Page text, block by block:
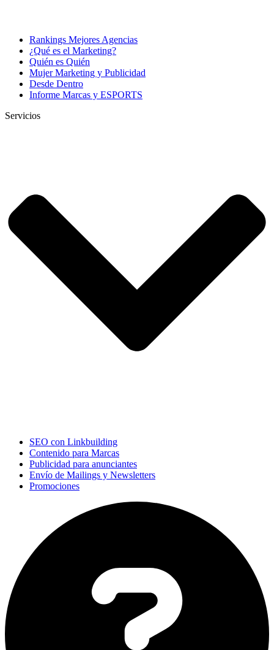
Rankings Mejores Agencias
¿Qué es el Marketing?
Quién es Quién
Mujer Marketing y Publicidad
Desde Dentro
Informe Marcas y ESPORTS
Servicios
SEO con Linkbuilding
Contenido para Marcas
Publicidad para anunciantes
Envío de Mailings y Newsletters
Promociones